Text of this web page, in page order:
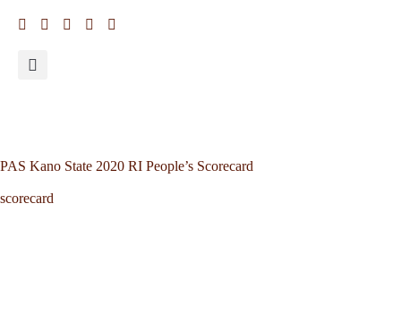
PAS Kano State 2020 RI People’s Scorecard
scorecard